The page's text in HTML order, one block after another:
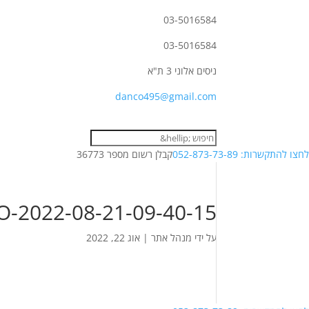
03-5016584
03-5016584
ניסים אלוני 3 ת"א
danco495@gmail.com
לחצו להתקשרות: 052-873-73-89 קבלן רשום מספר 36773
2022-08-21-09-40-15
על ידי מנהל אתר |אוג 22, 2022